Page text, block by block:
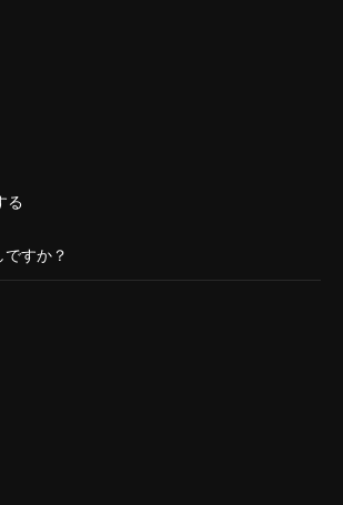
る
すか？